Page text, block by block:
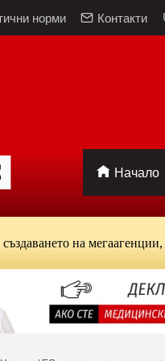
норми Контакти
Начало
на мегаагенции,